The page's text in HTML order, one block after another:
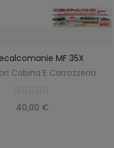
AL CARRELLO
MF 35X
Cabina E Carrozzeria
40,00 €